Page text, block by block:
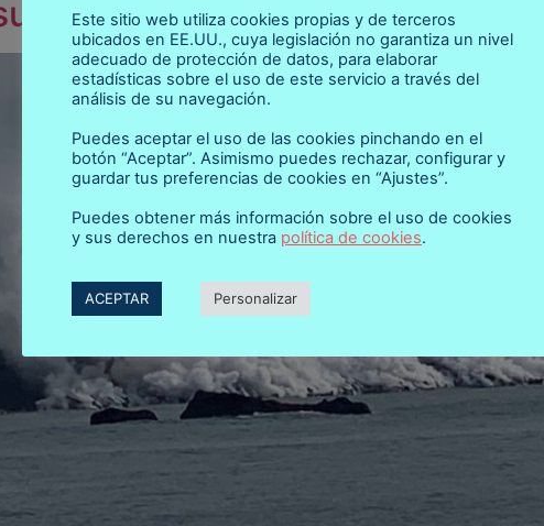
todo lo que me había
Este sitio web utiliza cookies propias y de terceros
ubicados en EE.UU., cuya legislación no garantiza un nivel
adecuado de protección de datos, para elaborar
estadísticas sobre el uso de este servicio a través del
análisis de su navegación.
Puedes aceptar el uso de las cookies pinchando en el
botón “Aceptar”. Asimismo puedes rechazar, configurar y
guardar tus preferencias de cookies en “Ajustes”.
Puedes obtener más información sobre el uso de cookies
y sus derechos en nuestra política de cookies.
ACEPTAR Personalizar